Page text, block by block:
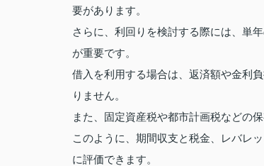
要があります。
さらに、利回りを検討する際には、単
が重要です。
借入を利用する場合は、返済額や金利
りません。
また、固定資産税や都市計画税などの
このように、期間収支と税金、レバレ
に評価できます。